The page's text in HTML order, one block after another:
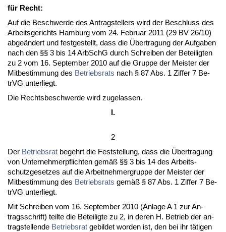
für Recht:
Auf die Be­schwer­de des An­trag­stel­lers wird der Be­schluss des
Ar­beits­ge­richts Ham­burg vom 24. Fe­bru­ar 2011 (29 BV 26/10)
ab­geändert und fest­ge­stellt, dass die Über­tra­gung der Auf­ga­ben
nach den §§ 3 bis 14 Ar­bSchG durch Schrei­ben der Be­tei­lig­ten
zu 2 vom 16. Sep­tem­ber 2010 auf die Grup­pe der Meis­ter der
Mit­be­stim­mung des Be­triebs­rats nach § 87 Abs. 1 Zif­fer 7 Be­
trVG un­ter­liegt.
Die Rechts­be­schwer­de wird zu­ge­las­sen.
I.
2
Der Be­triebs­rat be­gehrt die Fest­stel­lung, dass die Über­tra­gung
von Un­ter­neh­mer­pflich­ten gemäß §§ 3 bis 14 des Ar­beits­
schutz­ge­set­zes auf die Ar­beit­neh­mer­grup­pe der Meis­ter der
Mit­be­stim­mung des Be­triebs­rats gemäß § 87 Abs. 1 Zif­fer 7 Be­
trVG un­ter­liegt.
Mit Schrei­ben vom 16. Sep­tem­ber 2010 (An­la­ge A 1 zur An­
trags­schrift) teil­te die Be­tei­lig­te zu 2, in de­ren H. Be­trieb der an­
trag­stel­len­de Be­triebs­rat ge­bil­det wor­den ist, den bei ihr täti­gen